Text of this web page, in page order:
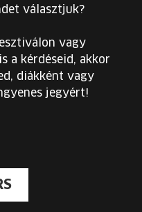
választjuk?
vagy
a kérdéseid, akkor
diákként vagy
jegyért!